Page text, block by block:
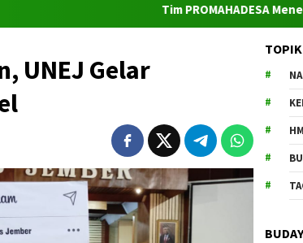
Tim PROMAHADESA Menelusuri
UNEJ Gelar